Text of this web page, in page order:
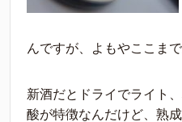
んですが、よもやここま
新酒だとドライでライト
酸が特徴なんだけど、熟